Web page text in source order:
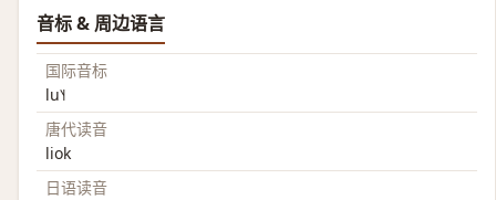
音标 & 周边语言
国际音标
lu˥˧
唐代读音
liok
日语读音